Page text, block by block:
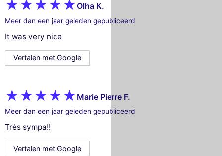
Olha K.
Meer dan een jaar geleden gepubliceerd
It was very nice
Vertalen met Google
Marie Pierre F.
Meer dan een jaar geleden gepubliceerd
Très sympa!!
Vertalen met Google